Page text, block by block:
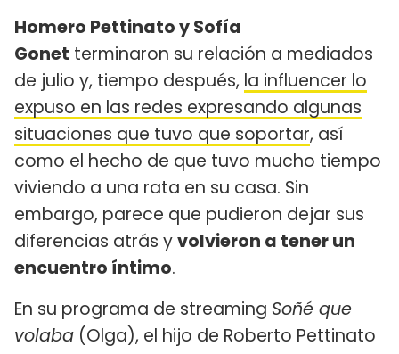
Homero Pettinato y Sofía
Gonet terminaron su relación a mediados
de julio y, tiempo después, la influencer lo
expuso en las redes expresando algunas
situaciones que tuvo que soportar, así
como el hecho de que tuvo mucho tiempo
viviendo a una rata en su casa. Sin
embargo, parece que pudieron dejar sus
diferencias atrás yvolvieron a tener un
encuentro íntimo.
En su programa de streaming Soñé que
volaba (Olga), el hijo de Roberto Pettinato